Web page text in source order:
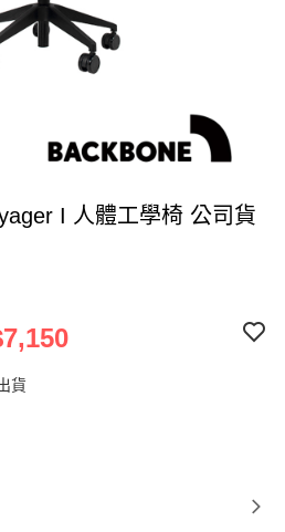
I 人體工學椅 公司貨
貨